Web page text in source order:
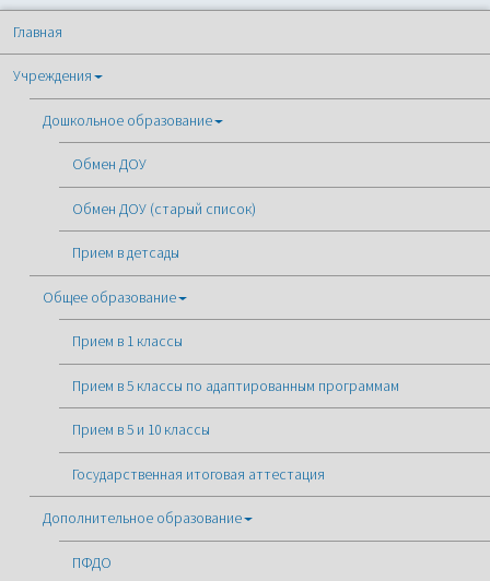
Главная
Учреждения
Дошкольное образование
Обмен ДОУ
Обмен ДОУ (старый список)
Прием в детсады
Общее образование
Прием в 1 классы
Прием в 5 классы по адаптированным программам
Прием в 5 и 10 классы
Государственная итоговая аттестация
Дополнительное образование
ПФДО